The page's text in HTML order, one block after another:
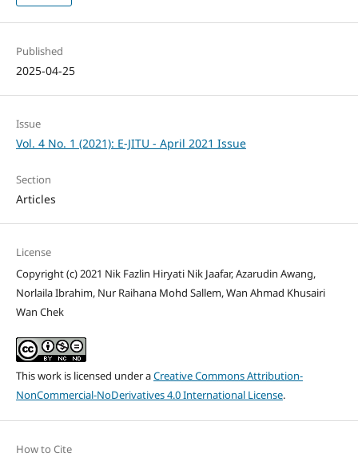
Published
2025-04-25
Issue
Vol. 4 No. 1 (2021): E-JITU - April 2021 Issue
Section
Articles
License
Copyright (c) 2021 Nik Fazlin Hiryati Nik Jaafar, Azarudin Awang,
Norlaila Ibrahim, Nur Raihana Mohd Sallem, Wan Ahmad Khusairi
Wan Chek
This work is licensed under aCreative Commons Attribution-
NonCommercial-NoDerivatives 4.0 International License.
How to Cite